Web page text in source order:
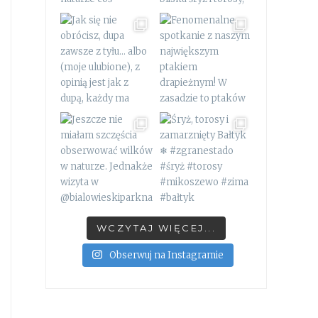
WCZYTAJ WIĘCEJ...
Obserwuj na Instagramie